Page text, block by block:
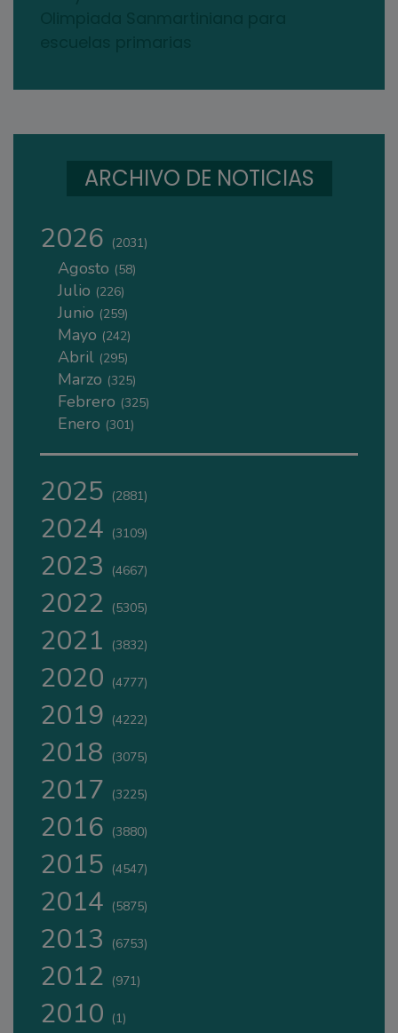
ARCHIVO DE NOTICIAS
2026 (2031)
Agosto (58)
Julio (226)
Junio (259)
Mayo (242)
Abril (295)
Marzo (325)
Febrero (325)
Enero (301)
2025 (2881)
2024 (3109)
2023 (4667)
2022 (5305)
2021 (3832)
2020 (4777)
2019 (4222)
2018 (3075)
2017 (3225)
2016 (3880)
2015 (4547)
2014 (5875)
2013 (6753)
2012 (971)
2010 (1)